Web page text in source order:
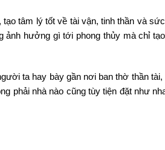
tâm lý tốt về tài vận, tinh thần và
ảnh hưởng gì tới phong thủy mà chỉ
ta hay bày gần nơi ban thờ thần tài,
phải nhà nào cũng tùy tiện đặt như